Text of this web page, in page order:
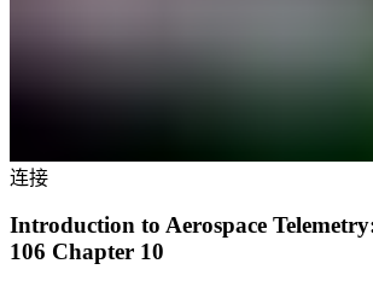
连接
Introduction to Aerospace
106 Chapter 10